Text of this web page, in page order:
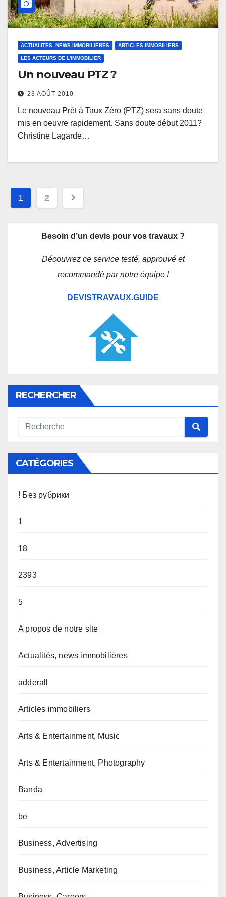
ACTUALITÉS, NEWS IMMOBILIÈRES ARTICLES IMMOBILIERS
LES ACTEURS DE L'IMMOBILIER
Un nouveau PTZ ?
23 AOÛT 2010
Le nouveau Prêt à Taux Zéro (PTZ) sera sans doute
mis en oeuvre rapidement. Sans doute début 2011?
Christine Lagarde…
Navigation
articles
1 2
Besoin d’un devis pour vos travaux ?
Découvrez ce service testé, approuvé et
recommandé par notre équipe !
DEVISTRAVAUX.GUIDE
RECHERCHER
CATÉGORIES
! Без рубрики
1
18
2393
5
A propos de notre site
Actualités, news immobilières
adderall
Articles immobiliers
Arts & Entertainment, Music
Arts & Entertainment, Photography
Banda
be
Business, Advertising
Business, Article Marketing